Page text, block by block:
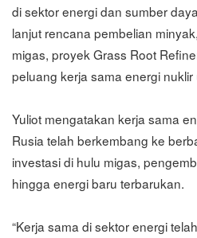
di sektor energi dan sumber
lanjut rencana pembelian
migas, proyek Grass Root
peluang kerja sama energi
Yuliot mengatakan kerja sama
Rusia telah berkembang ke
investasi di hulu migas,
hingga energi baru terbarukan.
“Kerja sama di sektor energi